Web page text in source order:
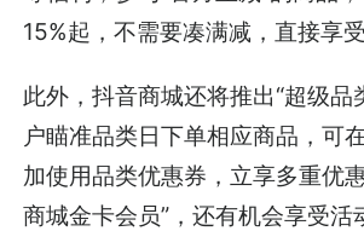
15%起，不需要凑满减，直接享受
此外，抖音商城还将推出“超级品
户瞄准品类日下单相应商品，可
加使用品类优惠券，立享多重优
商城金卡会员”，还有机会享受活